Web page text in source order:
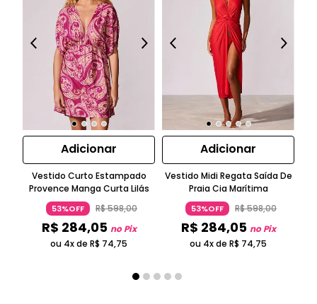
Adicionar
Vestido Curto Estampado
Provence Manga Curta Lilás
53%OFF R$598,00
R$ 284,05 no Pix
ou 4x de R$ 74,75
Adicionar
Vestido Midi Regata Saída De
Praia Cia Marítima
53%OFF R$598,00
R$ 284,05 no Pix
ou 4x de R$ 74,75